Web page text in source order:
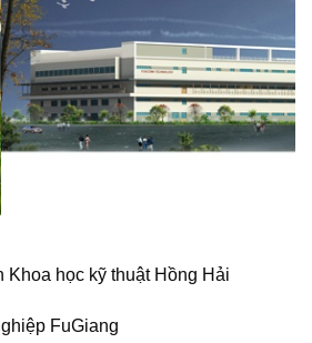
Khoa học kỹ thuật Hồng Hải
FuGiang